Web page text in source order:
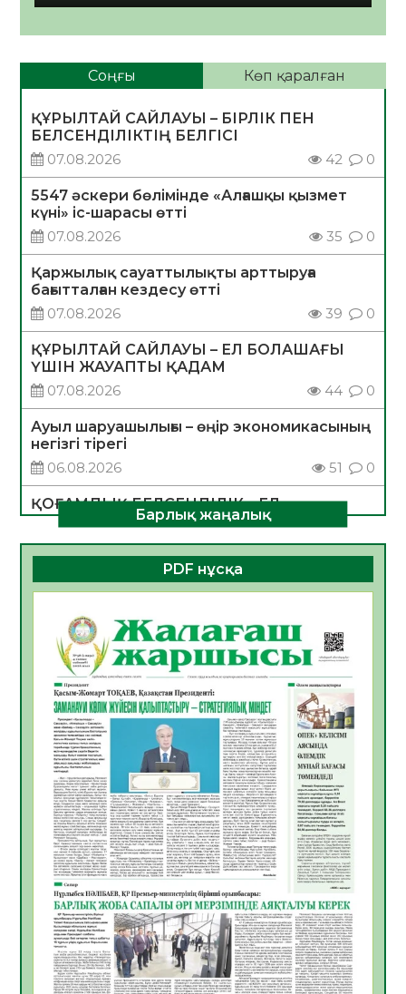
Соңғы Көп қаралған
ҚҰРЫЛТАЙ САЙЛАУЫ – БІРЛІК ПЕН
БЕЛСЕНДІЛІКТІҢ БЕЛГІСІ
07.08.2026
42 0
5547 әскери бөлімінде «Алғашқы қызмет
күні» іс-шарасы өтті
07.08.2026
35 0
Қаржылық сауаттылықты арттыруға
бағытталған кездесу өтті
07.08.2026
39 0
ҚҰРЫЛТАЙ САЙЛАУЫ – ЕЛ БОЛАШАҒЫ
ҮШІН ЖАУАПТЫ ҚАДАМ
07.08.2026
44 0
Ауыл шаруашылығы – өңір экономикасының
негізгі тірегі
06.08.2026
51 0
ҚОҒАМДЫҚ БЕЛСЕНДІЛІК – ЕЛ
ДАМУЫНЫҢ НЕГІЗІ
06.08.2026
49 0
ҚҰРЫЛТАЙ САЙЛАУЫ – БОЛАШАҚҚА
БАСТАР ЖАУАПТЫ ТАҢДАУ
06.08.2026
Инфекциялық ауруларға қарсы иммундау
жұмыстарының тиімділігі
06.08.2026
53
Көкжөтел ауруы туралы
06.08.2026
51
АПВ вакцинасы туралы мәлімет
06.08.2026
49
Open Air: Қызылорда облысы полиция
департаменті 20 мыңнан астам
көрерменнің қауіпсіздігін қамтамасыз етті
06.08.2026
62
ҚЫЗЫЛОРДАДА «САНАЛЫ ҰРПАҚ –
ЖАРҚЫН БОЛАШАҚ» АТТЫ КЕҢЕЙТІЛГЕН
МӘЖІЛІС ӨТТІ
Барлық жаңалық
PDF нұсқа